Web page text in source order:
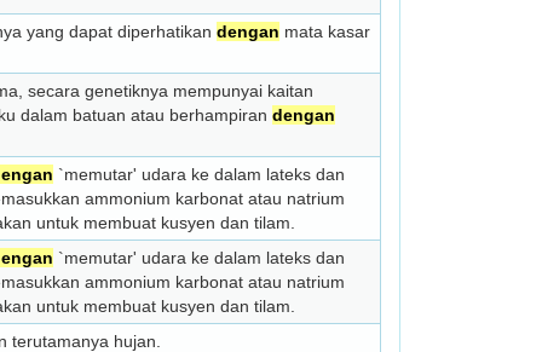
yang dapat diperhatikan dengan mata kasar
secara genetiknya mempunyai kaitan
dalam batuan atau berhampiran dengan
`memutar' udara ke dalam lateks dan
ammonium karbonat atau natrium
untuk membuat kusyen dan tilam.
`memutar' udara ke dalam lateks dan
ammonium karbonat atau natrium
untuk membuat kusyen dan tilam.
terutamanya hujan.